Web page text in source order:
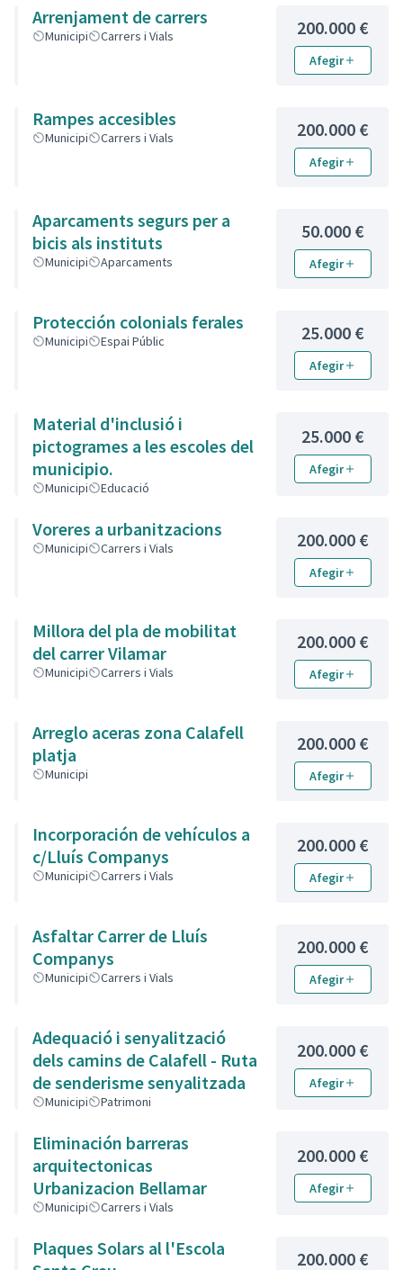
Arrenjament de carrers
Municipi Carrers i Vials 200.000 €
Afegir
Rampes accesibles
Municipi Carrers i Vials 200.000 €
Afegir
Aparcaments segurs per a
bicis als instituts
Municipi Aparcaments
50.000 €
Afegir
Protección colonials ferales
Municipi Espai Públic 25.000 €
Afegir
Material d'inclusió i
pictogrames a les escoles del
municipio.
Municipi Educació
25.000 €
Afegir
Voreres a urbanitzacions
Municipi Carrers i Vials 200.000 €
Afegir
Millora del pla de mobilitat
del carrer Vilamar
Municipi Carrers i Vials
200.000 €
Afegir
Arreglo aceras zona Calafell
platja
Municipi
200.000 €
Afegir
Incorporación de vehículos a
c/Lluís Companys
Municipi Carrers i Vials
200.000 €
Afegir
Asfaltar Carrer de Lluís
Companys
Municipi Carrers i Vials
200.000 €
Afegir
Adequació i senyalització
dels camins de Calafell - Ruta
de senderisme senyalitzada
Municipi Patrimoni
200.000 €
Afegir
Eliminación barreras
arquitectonicas
Urbanizacion Bellamar
Municipi Carrers i Vials
200.000 €
Afegir
Plaques Solars al l'Escola
200.000 €